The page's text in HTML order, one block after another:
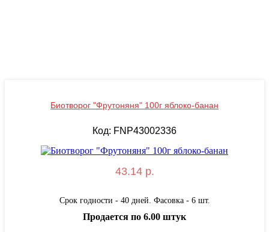
Биотворог "Фрутоняня" 100г яблоко-банан
Код: FNP43002336
43.14 р.
Срок годности - 40 дней. Фасовка - 6 шт.
Продается по 6.00 штук